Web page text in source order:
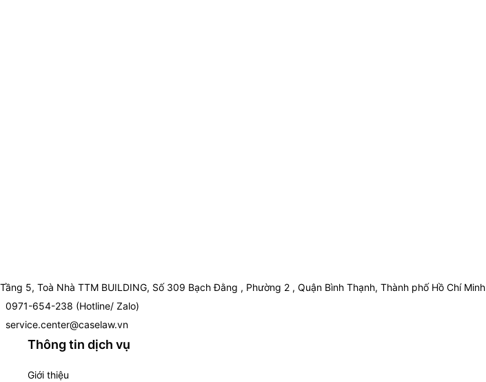
Tầng 5, Toà Nhà TTM BUILDING, Số 309 Bạch Đằng , Phường 2 , Quận Bình Thạnh, Thành phố Hồ Chí Minh
0971-654-238 (Hotline/ Zalo)
service.center@caselaw.vn
Thông tin dịch vụ
Giới thiệu